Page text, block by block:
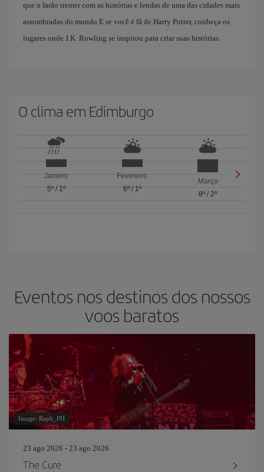
que o farão tremer com as histórias e lendas de uma das cidades mais
assombradas do mundo E se você é fã de Harry Potter, conheça os
lugares onde J.K. Rowling se inspirou para criar suas histórias.
O clima em Edimburgo
Janeiro
5º/ 1º
Fevereiro
6º/ 1º
Março
8º /2º
Eventos nos destinos dos nossos
voos baratos
Image: Raph_PH
23 ago 2026 - 23 ago 2026
The Cure